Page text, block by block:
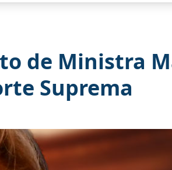
de Ministra
Suprema